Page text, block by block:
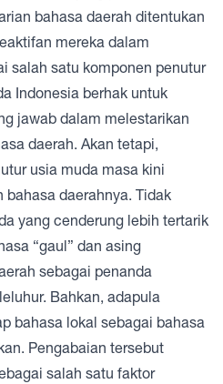
bahasa daerah ditentukan
mereka dalam
salah satu komponen penutur
Indonesia berhak untuk
jawab dalam melestarikan
daerah. Akan tetapi,
usia muda masa kini
bahasa daerahnya. Tidak
yang cenderung lebih tertarik
“gaul” dan asing
sebagai penanda
Bahkan, adapula
bahasa lokal sebagai bahasa
Pengabaian tersebut
salah satu faktor